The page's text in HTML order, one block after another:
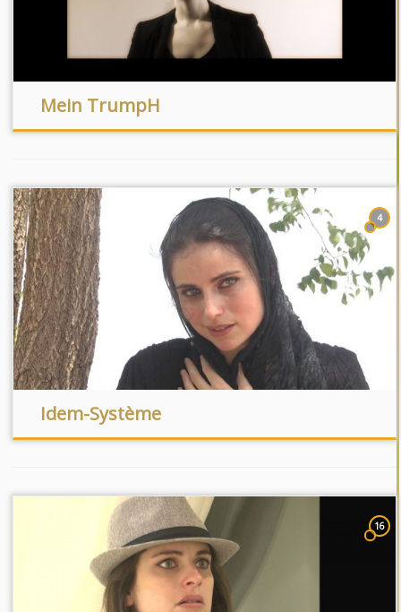
Mein TrumpH
4
Idem-Système
16